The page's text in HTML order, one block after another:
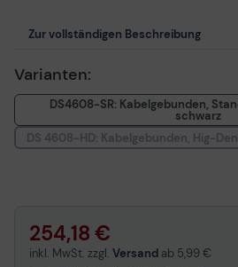
Zur vollständigen Beschreibung
Varianten:
DS4608-SR: Kabelgebunden,
schwarz
DS 4608-HD: Kabelgebunden, Hig-
254,18 €
inkl. MwSt. zzgl. Versand ab 5,99 €